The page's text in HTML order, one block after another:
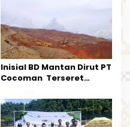
Inisial BD Mantan Dirut PT
Cocoman Terseret
Tata Kelola Tambang
Kalimantan Barat